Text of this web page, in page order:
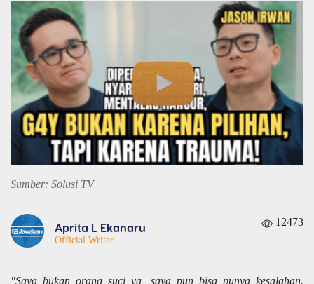
Sumber: Solusi TV
Aprita L Ekanaru
Official Writer
12473
"Saya bukan orang suci ya, saya pun bisa punya kesalahan.